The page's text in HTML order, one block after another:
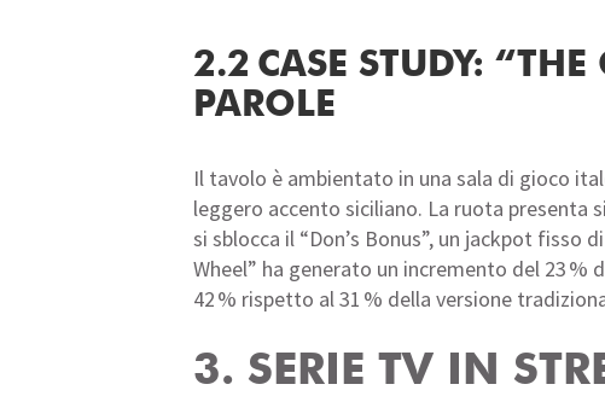
2.2 CASE STUDY:
PAROLE
Il tavolo è ambientato in una sala di gioco
leggero accento siciliano. La ruota presenta
si sblocca il “Don’s Bonus”, un jackpot
Wheel” ha generato un incremento del 23
42 % rispetto al 31 % della versione
3. SERIE TV IN